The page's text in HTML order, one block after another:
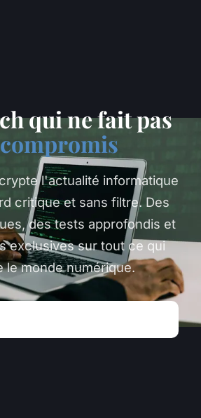
qui ne fait pas
compromis
l'actualité informatique
critique et sans filtre. Des
des tests approfondis et
exclusives sur tout ce qui
le monde numérique.